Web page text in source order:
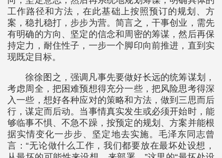
工作路径和方法，在此基础上按照预订的规划、方
案，稳扎稳打，步步为营。简言之，干事创业，需先
有明确的方向、坚定的信念和周密的筹谋，然后再保
持定力，耐住性子，一步一个脚印向前推进，直到实
现既定目标。
徐徐图之，强调凡事先要做好长远的统筹谋划，
考虑周全，把困难预想得充分一些，把风险思考得深
入一些，想好各种应对的策略和方法，做到三思而后
行，谋定而后动。当事情真实发生或必须开始时，能
够临事不惧、不急不躁，按预定的规划、方案并能根
据实情变化一步步、坚定地去实施。毛泽东同志曾
言：“无论做什么工作，我们都要放在最坏处设想，